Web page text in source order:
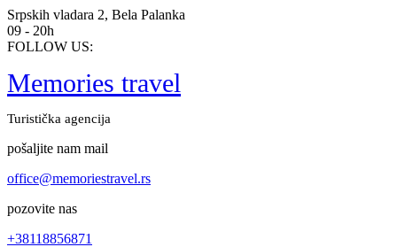
Skip
to
content
Srpskih vladara 2, Bela Palanka
09 - 20h
FOLLOW US:
Memories travel
Turistička agencija
pošaljite nam mail
office@memoriestravel.rs
pozovite nas
+38118856871